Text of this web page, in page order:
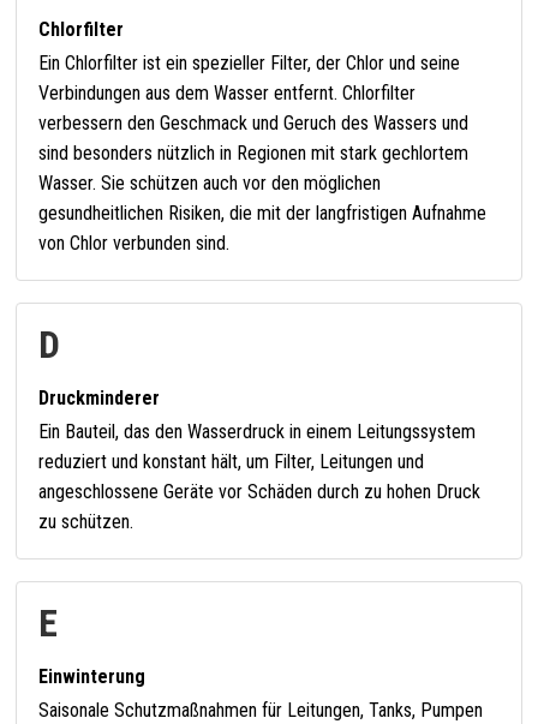
Chlorfilter
Ein Chlorfilter ist ein spezieller Filter, der Chlor und seine
Verbindungen aus dem Wasser entfernt. Chlorfilter
verbessern den Geschmack und Geruch des Wassers und
sind besonders nützlich in Regionen mit stark gechlortem
Wasser. Sie schützen auch vor den möglichen
gesundheitlichen Risiken, die mit der langfristigen Aufnahme
von Chlor verbunden sind.
D
Druckminderer
Ein Bauteil, das den Wasserdruck in einem Leitungssystem
reduziert und konstant hält, um Filter, Leitungen und
angeschlossene Geräte vor Schäden durch zu hohen Druck
zu schützen.
E
Einwinterung
Saisonale Schutzmaßnahmen für Leitungen, Tanks, Pumpen